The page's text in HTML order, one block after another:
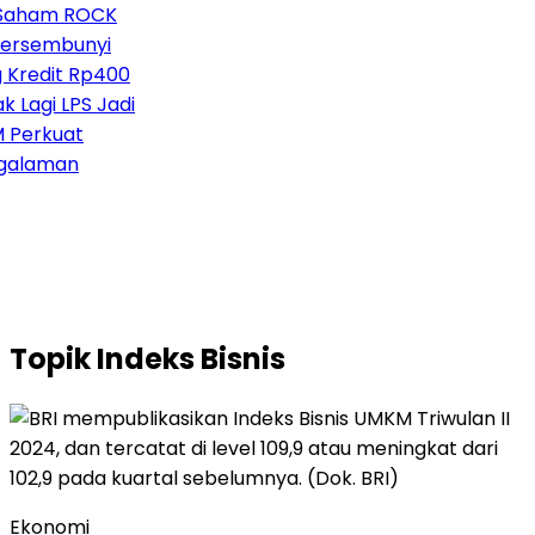
ROCK
Rp400
LPS Jadi
TopikIndeks Bisnis
Ekonomi